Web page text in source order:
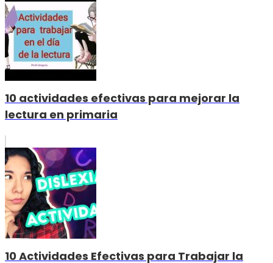
10 actividades efectivas para mejorar la
lectura en primaria
10 Actividades Efectivas para Trabajar la